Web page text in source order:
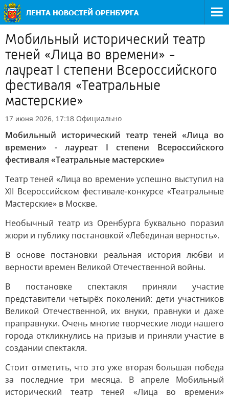
Мобильный исторический театр
теней «Лица во времени» -
лауреат I степени Всероссийского
фестиваля «Театральные
мастерские»
17 июня 2026, 17:18 Официально
Мобильный исторический театр теней «Лица во
времени» - лауреат I степени Всероссийского
фестиваля «Театральные мастерские»
Театр теней «Лица во времени» успешно выступил на
XII Всероссийском фестивале-конкурсе «Театральные
Мастерские» в Москве.
Необычный театр из Оренбурга буквально поразил
жюри и публику постановкой «Лебединая верность».
В основе постановки реальная история любви и
верности времен Великой Отечественной войны.
В постановке спектакля приняли участие
представители четырёх поколений: дети участников
Великой Отечественной, их внуки, правнуки и даже
праправнуки. Очень многие творческие люди нашего
города откликнулись на призыв и приняли участие в
создании спектакля.
Стоит отметить, что это уже вторая большая победа
за последние три месяца. В апреле Мобильный
исторический театр теней «Лица во времени»